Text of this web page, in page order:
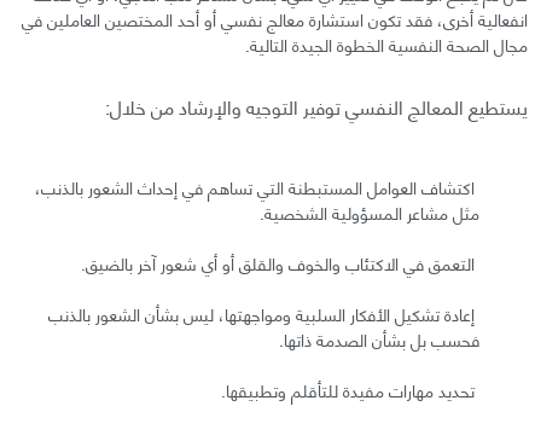
انفعالية أخرى، فقد تكون استشارة معالج نفسي أو أحد المختصين العاملين في
مجال الصحة النفسية الخطوة الجيدة التالية.
يستطيع المعالج النفسي توفير التوجيه والإرشاد من خلال:
اكتشاف العوامل المستبطنة التي تساهم في إحداث الشعور بالذنب،
مثل مشاعر المسؤولية الشخصية.
التعمق في الاكتئاب والخوف والقلق أو أي شعور آخر بالضيق.
إعادة تشكيل الأفكار السلبية ومواجهتها، ليس بشأن الشعور بالذنب
فحسب بل بشأن الصدمة ذاتها.
تحديد مهارات مفيدة للتأقلم وتطبيقها.